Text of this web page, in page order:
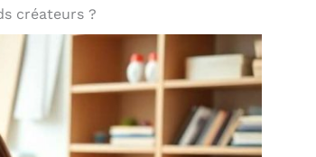
créateurs ?